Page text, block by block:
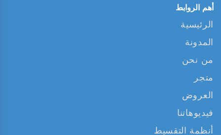
أهم الروابط
الرئيسية
المدونة
من نحن
متجر
العروض
فيديوهاتنا
أنظمة التقسيط